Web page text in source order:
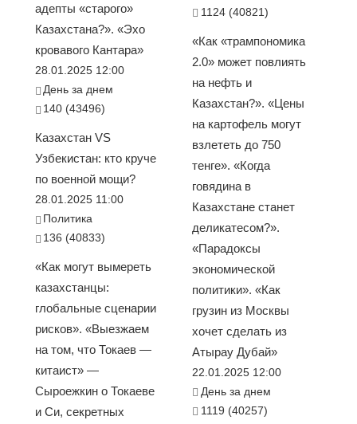
адепты «старого»
Казахстана?». «Эхо
кровавого Кантара»
28.01.2025 12:00
День за днем
140 (43496)
Казахстан VS
Узбекистан: кто круче
по военной мощи?
28.01.2025 11:00
Политика
136 (40833)
«Как могут вымереть
казахстанцы:
глобальные сценарии
рисков». «Выезжаем
на том, что Токаев —
китаист» —
Сыроежкин о Токаеве
и Си, секретных
1124 (40821)
«Как «трампономика
2.0» может повлиять
на нефть и
Казахстан?». «Цены
на картофель могут
взлететь до 750
тенге». «Когда
говядина в
Казахстане станет
деликатесом?».
«Парадоксы
экономической
политики». «Как
грузин из Москвы
хочет сделать из
Атырау Дубай»
22.01.2025 12:00
День за днем
1119 (40257)